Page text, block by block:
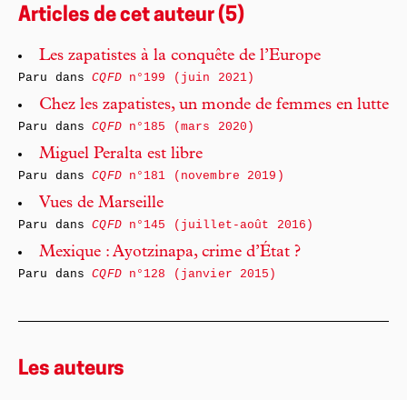
Articles de cet auteur (5)
Les zapatistes à la conquête de l’Europe
Paru dansCQFDn°199 (juin 2021)
Chez les zapatistes, un monde de femmes en lutte
Paru dansCQFDn°185 (mars 2020)
Miguel Peralta est libre
Paru dansCQFDn°181 (novembre 2019)
Vues de Marseille
Paru dansCQFDn°145 (juillet-août 2016)
Mexique : Ayotzinapa, crime d’État ?
Paru dansCQFDn°128 (janvier 2015)
Les auteurs